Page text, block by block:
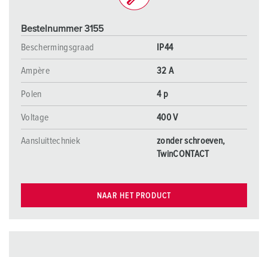
Bestelnummer 3155
Beschermingsgraad
IP44
Ampère 32 A
Polen 4 p
Voltage 400 V
Aansluittechniek
zonder schroeven,
TwinCONTACT
NAAR HET PRODUCT